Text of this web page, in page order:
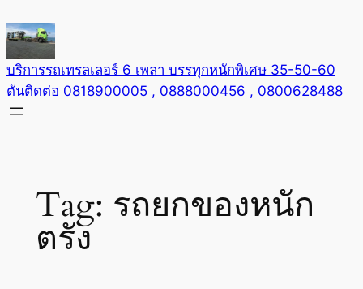
to
content
บริการรถเทรลเลอร์ 6 เพลา บรรทุกหนักพิเศษ 35-50-60
ตันติดต่อ 0818900005 , 0888000456 , 0800628488
Tag: รถยกของหนัก
ตรัง